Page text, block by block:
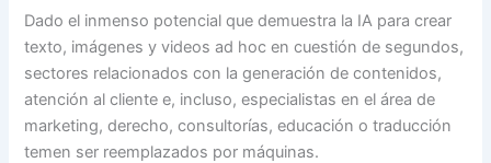
Dado el inmenso potencial que demuestra la IA para crear
texto, imágenes y videos ad hoc en cuestión de segundos,
sectores relacionados con la generación de contenidos,
atención al cliente e, incluso, especialistas en el área de
marketing, derecho, consultorías, educación o traducción
temen ser reemplazados por máquinas.